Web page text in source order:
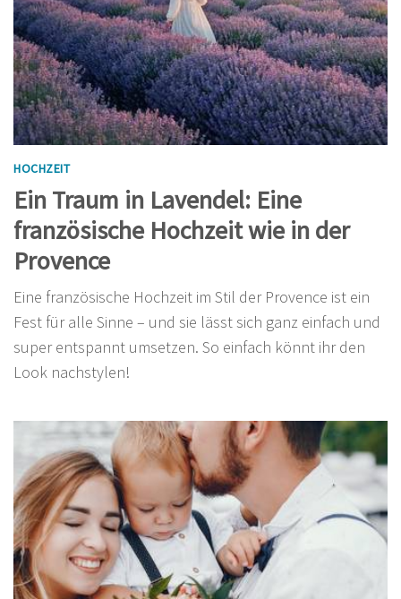
HOCHZEIT
Ein Traum in Lavendel: Eine
französische Hochzeit wie in der
Provence
Eine französische Hochzeit im Stil der Provence ist ein
Fest für alle Sinne – und sie lässt sich ganz einfach und
super entspannt umsetzen. So einfach könnt ihr den
Look nachstylen!